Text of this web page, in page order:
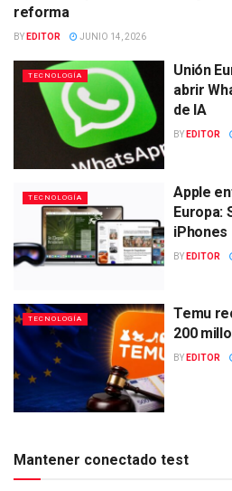
reforma
BY EDITOR JUNIO 14, 2026
TECNOLOGÍA
Unión
abrir
de IA
BY EDITOR
TECNOLOGÍA
Apple
Europa:
iPhones
BY EDITOR
TECNOLOGÍA
Temu
200
BY EDITOR
Mantener conectado test